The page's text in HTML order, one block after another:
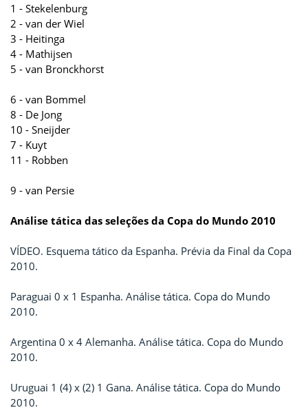
1 - Stekelenburg
2 - van der Wiel
3 - Heitinga
4 - Mathijsen
5 - van Bronckhorst
6 - van Bommel
8 - De Jong
10 - Sneijder
7 - Kuyt
11 - Robben
9 - van Persie
Análise tática das seleções da Copa do Mundo 2010
VÍDEO. Esquema tático da Espanha. Prévia da Final da Copa
2010.
Paraguai 0 x 1 Espanha. Análise tática. Copa do Mundo
2010.
Argentina 0 x 4 Alemanha. Análise tática. Copa do Mundo
2010.
Uruguai 1 (4) x (2) 1 Gana. Análise tática. Copa do Mundo
2010.